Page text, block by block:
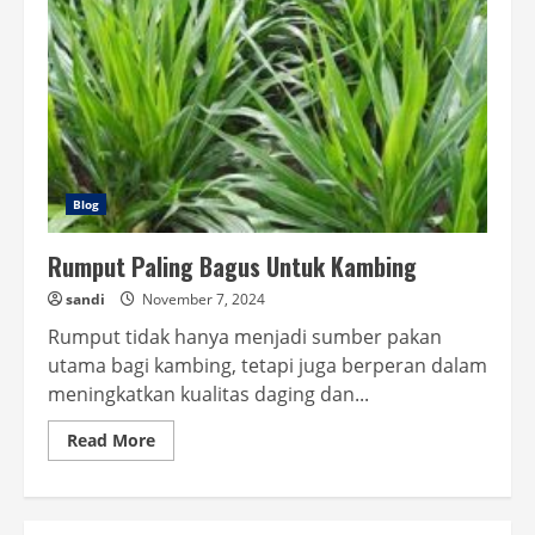
Blog
Rumput Paling Bagus Untuk Kambing
sandi November 7, 2024
Rumput tidak hanya menjadi sumber pakan
utama bagi kambing, tetapi juga berperan dalam
meningkatkan kualitas daging dan...
Read MoreRead
more